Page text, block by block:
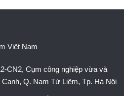
Việt Nam
CN2, Cụm công nghiệp vừa và
Q. Nam Từ Liêm, Tp. Hà Nội